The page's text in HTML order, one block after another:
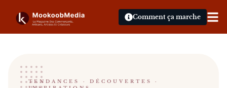
Comment ça marche
The Spin Leisure park
TENDANCES · DÉCOUVERTES ·